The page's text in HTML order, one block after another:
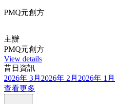
PMQ元創方
主辦
PMQ元創方
View details
昔日資訊
2026年 3月 2026年 2月 2026年 1月
查看更多